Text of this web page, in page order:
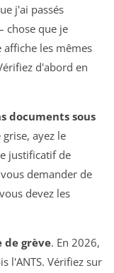
j'ai passés
chose que je
les mêmes
d'abord en
documents sous
ayez le
justificatif de
demander de
devez les
de grève. En 2026,
l'ANTS. Vérifiez sur